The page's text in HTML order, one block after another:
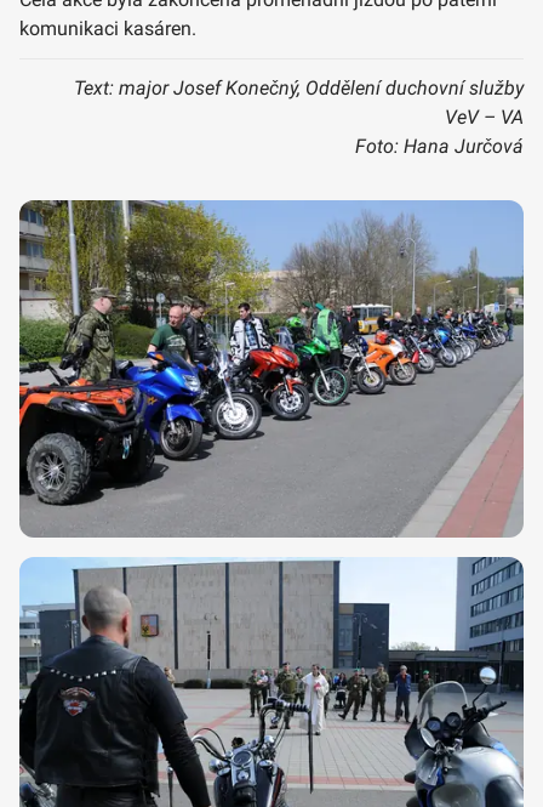
komunikaci kasáren.
Text: major Josef Konečný, Oddělení duchovní služby
VeV – VA
Foto: Hana Jurčová